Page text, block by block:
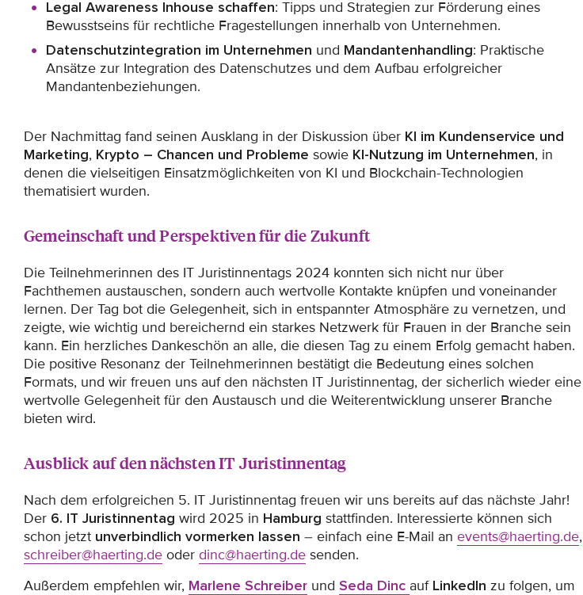
Legal Awareness Inhouse schaffen: Tipps und Strategien zur Förderung eines
Bewusstseins für rechtliche Fragestellungen innerhalb von Unternehmen.
Datenschutzintegration im Unternehmen und Mandantenhandling: Praktische
Ansätze zur Integration des Datenschutzes und dem Aufbau erfolgreicher
Mandantenbeziehungen.
Der Nachmittag fand seinen Ausklang in der Diskussion über KI im Kundenservice und
Marketing, Krypto – Chancen und Probleme sowie KI-Nutzung im Unternehmen, in
denen die vielseitigen Einsatzmöglichkeiten von KI und Blockchain-Technologien
thematisiert wurden.
Gemeinschaft und Perspektiven für die Zukunft
Die Teilnehmerinnen des IT Juristinnentags 2024 konnten sich nicht nur über
Fachthemen austauschen, sondern auch wertvolle Kontakte knüpfen und voneinander
lernen. Der Tag bot die Gelegenheit, sich in entspannter Atmosphäre zu vernetzen, und
zeigte, wie wichtig und bereichernd ein starkes Netzwerk für Frauen in der Branche sein
kann. Ein herzliches Dankeschön an alle, die diesen Tag zu einem Erfolg gemacht haben.
Die positive Resonanz der Teilnehmerinnen bestätigt die Bedeutung eines solchen
Formats, und wir freuen uns auf den nächsten IT Juristinnentag, der sicherlich wieder eine
wertvolle Gelegenheit für den Austausch und die Weiterentwicklung unserer Branche
bieten wird.
Ausblick auf den nächsten IT Juristinnentag
Nach dem erfolgreichen 5. IT Juristinnentag freuen wir uns bereits auf das nächste Jahr!
Der 6. IT Juristinnentag wird 2025 in Hamburg stattfinden. Interessierte können sich
schon jetzt unverbindlich vormerken lassen – einfach eine E-Mail an events@haerting.de,
schreiber@haerting.de oder dinc@haerting.de senden.
Außerdem empfehlen wir, Marlene Schreiber und Seda Dinc auf LinkedIn zu folgen, um